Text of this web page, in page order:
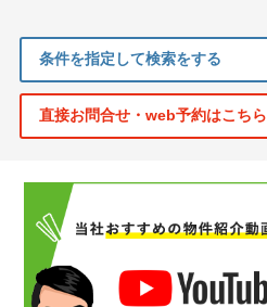
条件を指定して検索をする
直接お問合せ・web予約はこちら